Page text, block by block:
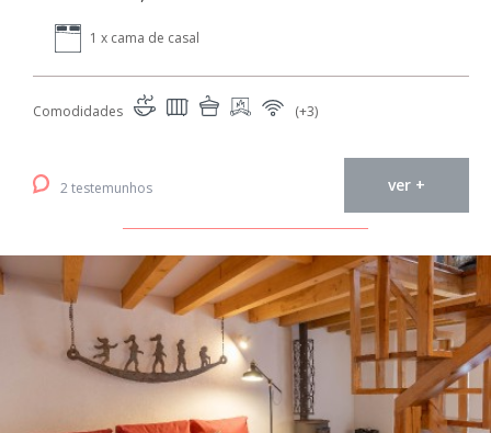
1 x cama de casal
Comodidades (+3)
2 testemunhos ver +